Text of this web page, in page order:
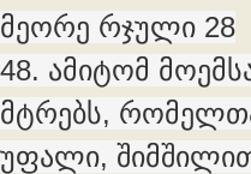
მეორე რჯული 28
48. ამიტომ
მტრებს,
უფალი,